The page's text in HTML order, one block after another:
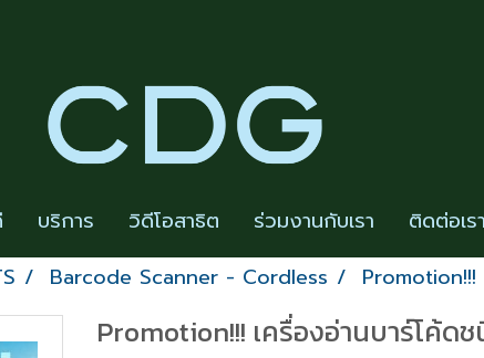
บริการ วิดีโอสาธิต ร่วมงานกับเรา ติดต่อเรา
Barcode Scanner - Cordless Promotion!!!
Promotion!!! เครื่องอ่านบาร์โค้ดช